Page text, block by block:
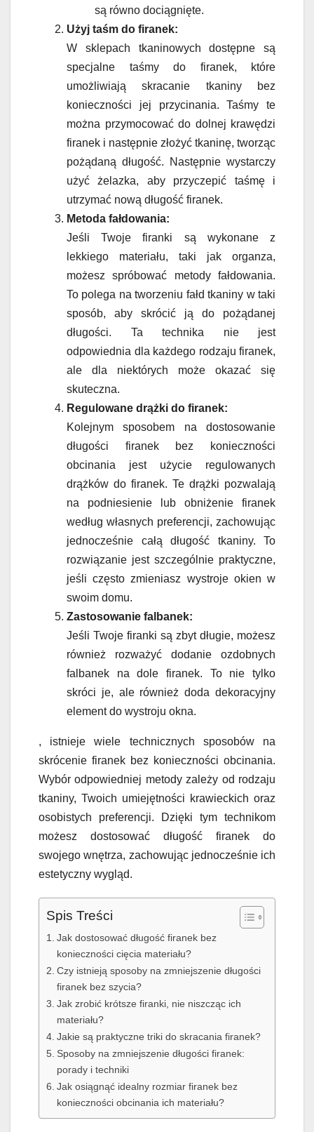
są równo dociągnięte.
Użyj taśm do firanek:
W sklepach tkaninowych dostępne są
specjalne taśmy do firanek, które
umożliwiają skracanie tkaniny bez
konieczności jej przycinania. Taśmy te
można przymocować do dolnej krawędzi
firanek i następnie złożyć tkaninę, tworząc
pożądaną długość. Następnie wystarczy
użyć żelazka, aby przyczepić taśmę i
utrzymać nową długość firanek.
Metoda fałdowania:
Jeśli Twoje firanki są wykonane z
lekkiego materiału, taki jak organza,
możesz spróbować metody fałdowania.
To polega na tworzeniu fałd tkaniny w taki
sposób, aby skrócić ją do pożądanej
długości. Ta technika nie jest
odpowiednia dla każdego rodzaju firanek,
ale dla niektórych może okazać się
skuteczna.
Regulowane drążki do firanek:
Kolejnym sposobem na dostosowanie
długości firanek bez konieczności
obcinania jest użycie regulowanych
drążków do firanek. Te drążki pozwalają
na podniesienie lub obniżenie firanek
według własnych preferencji, zachowując
jednocześnie całą długość tkaniny. To
rozwiązanie jest szczególnie praktyczne,
jeśli często zmieniasz wystroje okien w
swoim domu.
Zastosowanie falbanek:
Jeśli Twoje firanki są zbyt długie, możesz
również rozważyć dodanie ozdobnych
falbanek na dole firanek. To nie tylko
skróci je, ale również doda dekoracyjny
element do wystroju okna.
, istnieje wiele technicznych sposobów na
skrócenie firanek bez konieczności obcinania.
Wybór odpowiedniej metody zależy od rodzaju
tkaniny, Twoich umiejętności krawieckich oraz
osobistych preferencji. Dzięki tym technikom
możesz dostosować długość firanek do
swojego wnętrza, zachowując jednocześnie ich
estetyczny wygląd.
Spis Treści
Jak dostosować długość firanek bez
konieczności cięcia materiału?
Czy istnieją sposoby na zmniejszenie długości
firanek bez szycia?
Jak zrobić krótsze firanki, nie niszcząc ich
materiału?
Jakie są praktyczne triki do skracania firanek?
Sposoby na zmniejszenie długości firanek:
porady i techniki
Jak osiągnąć idealny rozmiar firanek bez
konieczności obcinania ich materiału?